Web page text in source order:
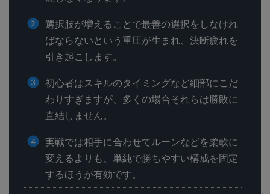
選択肢が増えることで最善の選択をしなけれ
ばならないという重圧が生まれ、決断疲れを
引き起こします。
初心者はスキルのタイミングなど細部にこだ
わりすぎますが、多くの場合それらは勝敗に
直結しません。
実戦では相手に合わせてルーンなどを柔軟に
変えるよりも、単純で勝ちやすい構成を固定
するほうが有効です。